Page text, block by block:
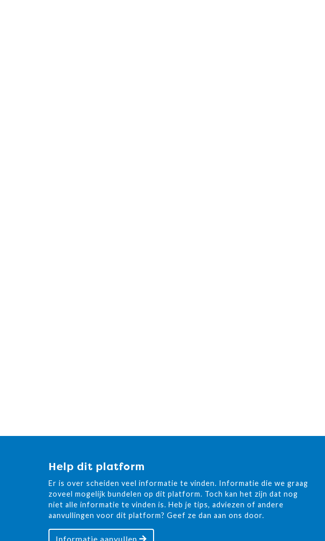
Help dit platform
Er is over scheiden veel informatie te vinden. Informatie die we graag
zoveel mogelijk bundelen op dit platform. Toch kan het zijn dat nog
niet alle informatie te vinden is. Heb je tips, adviezen of andere
aanvullingen voor dit platform? Geef ze dan aan ons door.
Informatie aanvullen